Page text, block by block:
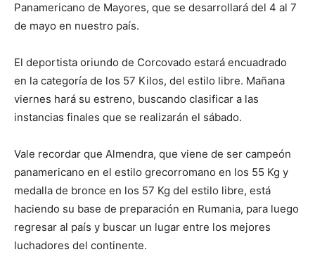
Panamericano de Mayores, que se desarrollará del 4 al 7
de mayo en nuestro país.
El deportista oriundo de Corcovado estará encuadrado
en la categoría de los 57 Kilos, del estilo libre. Mañana
viernes hará su estreno, buscando clasificar a las
instancias finales que se realizarán el sábado.
Vale recordar que Almendra, que viene de ser campeón
panamericano en el estilo grecorromano en los 55 Kg y
medalla de bronce en los 57 Kg del estilo libre, está
haciendo su base de preparación en Rumania, para luego
regresar al país y buscar un lugar entre los mejores
luchadores del continente.